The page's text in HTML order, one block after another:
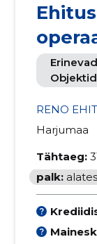
RENO
Harjumaa
Tähtaeg:
palk: